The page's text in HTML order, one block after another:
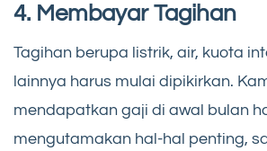
4. Membayar Tagihan
Tagihan berupa listrik, air, kuota
lainnya harus mulai dipikirkan.
mendapatkan gaji di awal bulan
mengutamakan hal-hal penting,